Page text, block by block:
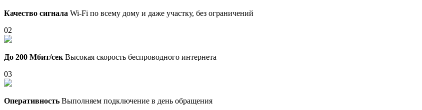
Качество сигнала Wi-Fi по всему дому и даже участку, без ограничений
02
До 200 Мбит/сек Высокая скорость беспроводного интернета
03
Оперативность Выполняем подключение в день обращения